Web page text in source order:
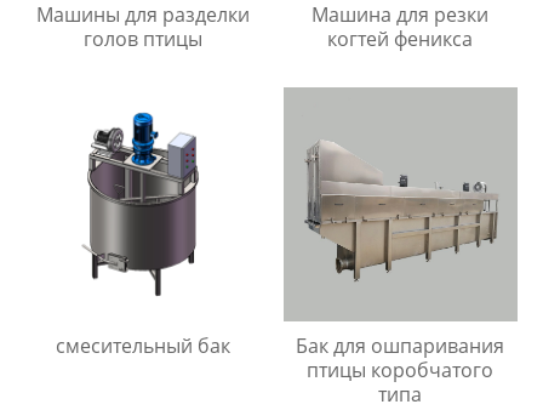
Машины для разделки
голов птицы
Машина для резки
когтей феникса
смесительный бак
Бак для ошпаривания
птицы коробчатого
типа